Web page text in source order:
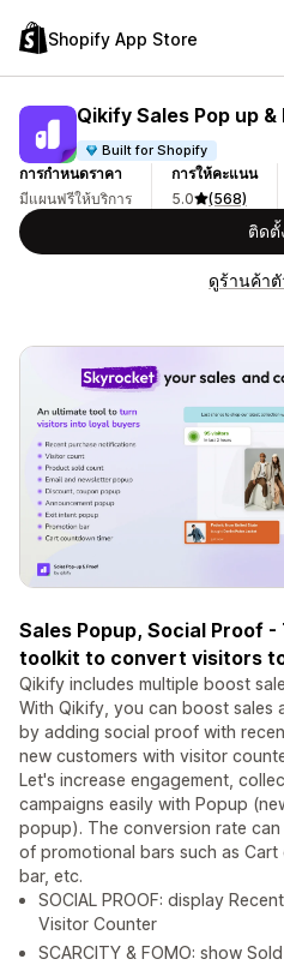
Shopify App Store
Qikify Sales Pop up &
Built for Shopify
การกำหนดราคา
มีแผนฟรีให้บริการ
การให้คะแนน
5.0
(568)
ติดตั้
ดูร้านค้าตั
Sales Popup, Social Proof
toolkit to convert visitors
Qikify includes multiple boost
With Qikify, you can boost sales
by adding social proof with
new customers with visitor
Let's increase engagement,
campaigns easily with Popup
popup). The conversion rate
of promotional bars such as
bar, etc.
SOCIAL PROOF: display
Visitor Counter
SCARCITY & FOMO: show